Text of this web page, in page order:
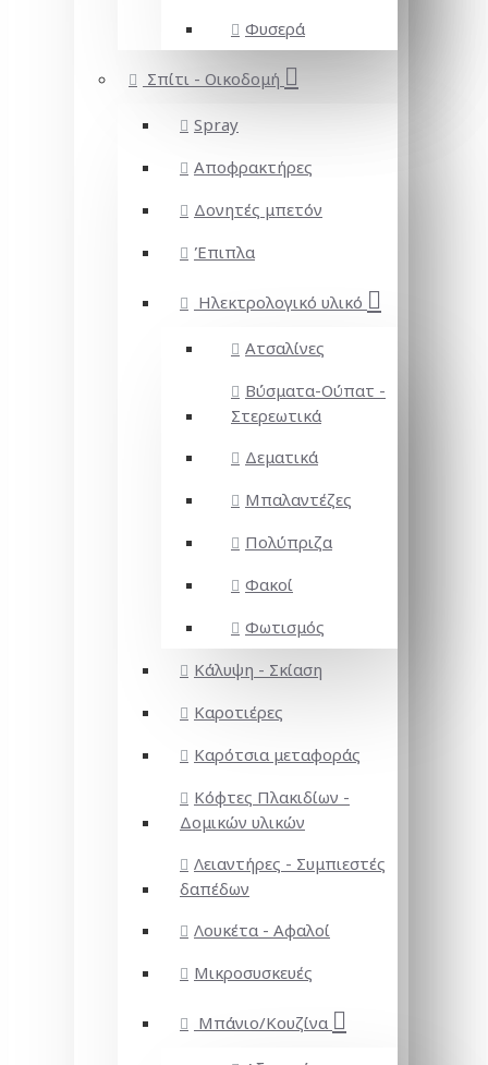
Φυσερά
Σπίτι - Οικοδομή
Spray
Αποφρακτήρες
Δονητές μπετόν
Έπιπλα
Ηλεκτρολογικό υλικό
Ατσαλίνες
Βύσματα-Ούπατ -
Στερεωτικά
Δεματικά
Μπαλαντέζες
Πολύπριζα
Φακοί
Φωτισμός
Κάλυψη - Σκίαση
Καροτιέρες
Καρότσια μεταφοράς
Κόφτες Πλακιδίων -
Δομικών υλικών
Λειαντήρες - Συμπιεστές
δαπέδων
Λουκέτα - Αφαλοί
Μικροσυσκευές
Μπάνιο/Κουζίνα